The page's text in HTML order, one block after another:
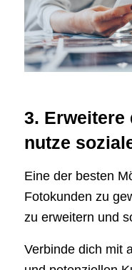
3. Erweitere
nutze
Eine der besten
Fotokunden zu
zu erweitern und
Verbinde dich mit